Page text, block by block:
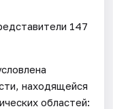
147
находящейся
областей: